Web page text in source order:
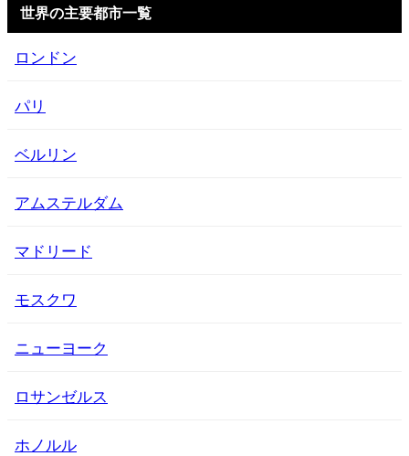
世界の主要都市一覧
ロンドン
パリ
ベルリン
アムステルダム
マドリード
モスクワ
ニューヨーク
ロサンゼルス
ホノルル